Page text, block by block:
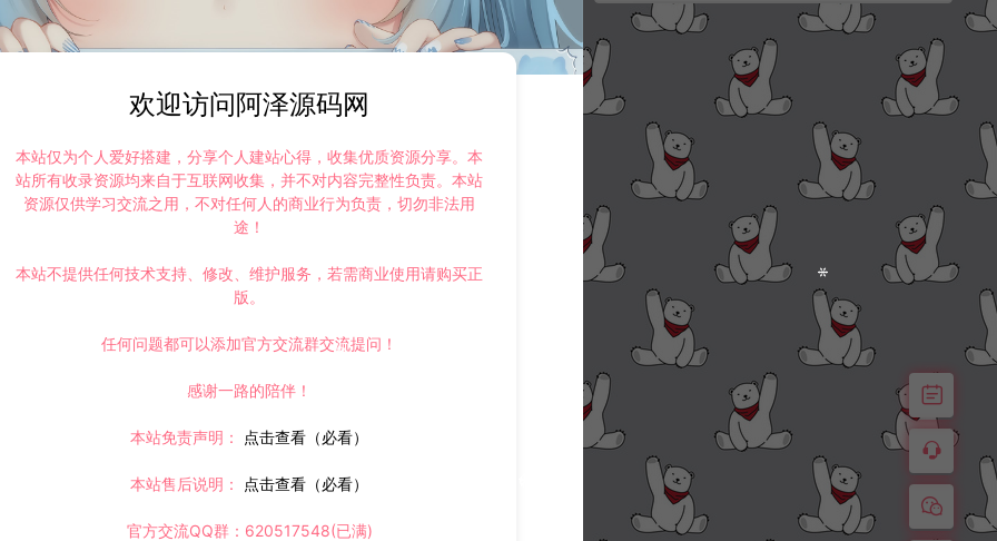
点赞 ( )
欢迎访问阿泽源码网
本站仅为个人爱好搭建，分享个人建站心得，收集优质资源分享。本
站所有收录资源均来自于互联网收集，并不对内容完整性负责。本站
资源仅供学习交流之用，不对任何人的商业行为负责，切勿非法用
途！
本站不提供任何技术支持、修改、维护服务，若需商业使用请购买正
版。
任何问题都可以添加官方交流群交流提问！
感谢一路的陪伴！
本站免责声明： 点击查看（必看）
本站售后说明： 点击查看（必看）
官方交流QQ群：620517548(已满)